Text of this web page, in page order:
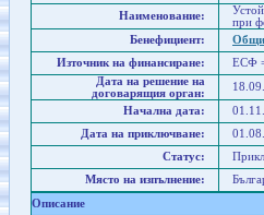
Наименование:
при
Бенефициент:
Източник на финансиране:
ЕСФ
Дата на решение на
договарящия орган:
Начална дата:
Дата на приключване:
Статус:
Място на изпълнение:
Описание